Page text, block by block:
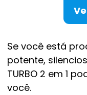
Se você está
potente,
TURBO 2 em 1
você.